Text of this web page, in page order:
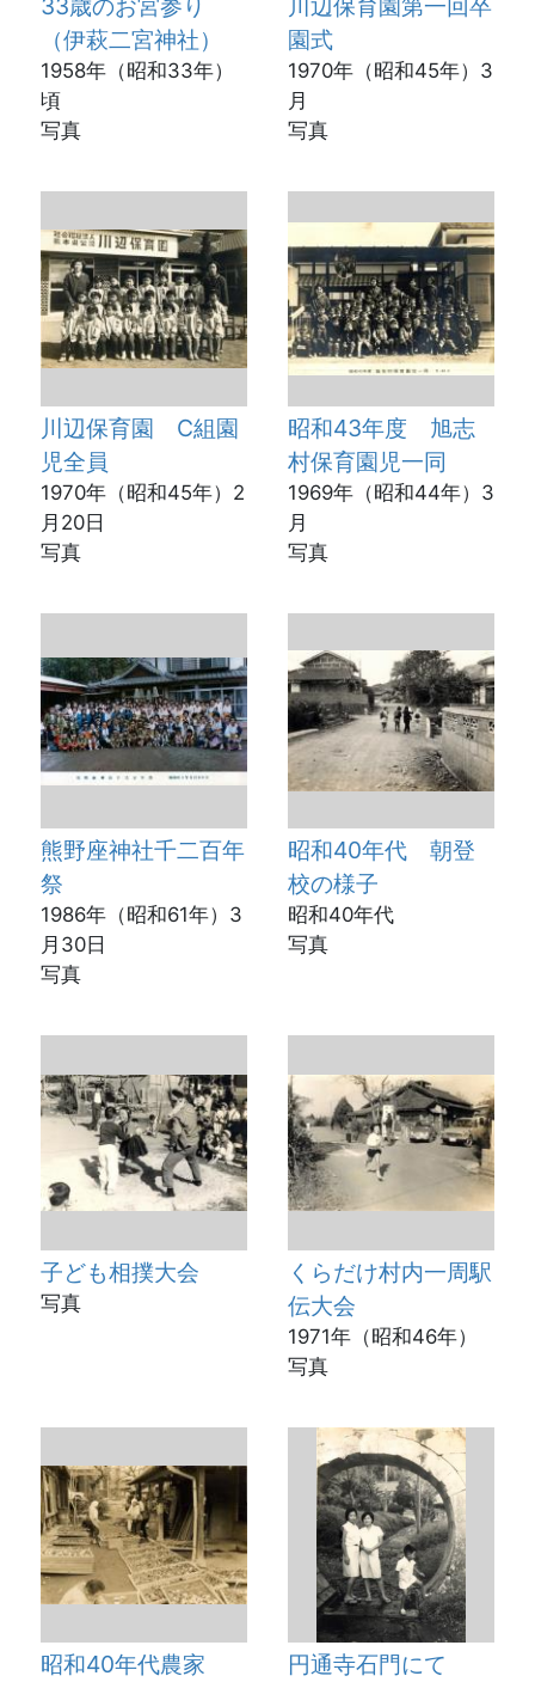
33歳のお宮参り
（伊萩二宮神社）
1958年（昭和33年）
頃
写真
川辺保育園第一回卒
園式
1970年（昭和45年）3
月
写真
川辺保育園 C組園
児全員
1970年（昭和45年）2
月20日
写真
昭和43年度 旭志
村保育園児一同
1969年（昭和44年）3
月
写真
熊野座神社千二百年
祭
1986年（昭和61年）3
月30日
写真
昭和40年代 朝登
校の様子
昭和40年代
写真
子ども相撲大会
写真
くらだけ村内一周駅
伝大会
1971年（昭和46年）
写真
昭和40年代農家
円通寺石門にて